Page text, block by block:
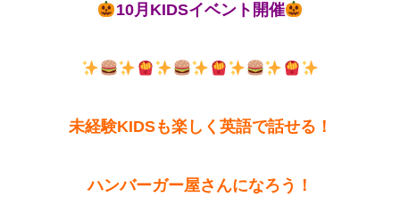
10月KIDSイベント開催
未経験KIDSも楽しく英語で話せる！
ハンバーガー屋さんになろう！